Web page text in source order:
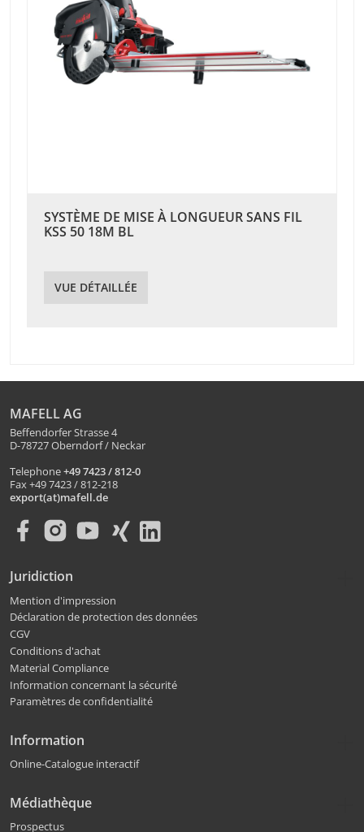
SYSTÈME DE MISE À LONGUEUR SANS FIL
KSS 50 18M BL
VUE DÉTAILLÉE
MAFELL AG
Beffendorfer Strasse 4
D-78727 Oberndorf / Neckar
Telephone+49 7423 / 812-0
Fax +49 7423 / 812-218
export(at)mafell.de
Juridiction
Mention d'impression
Déclaration de protection des données
CGV
Conditions d'achat
Material Compliance
Information concernant la sécurité
Paramètres de confidentialité
Information
Online-Catalogue interactif
Médiathèque
Prospectus